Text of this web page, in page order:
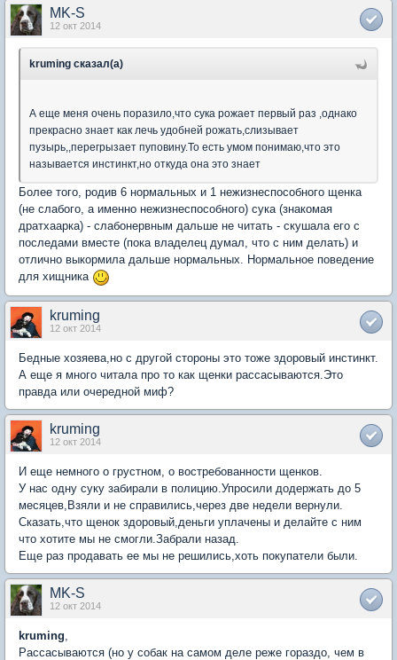
MK-S
12 окт 2014
kruming сказал(а)
А еще меня очень поразило,что сука рожает первый раз ,однако
прекрасно знает как лечь удобней рожать,слизывает
пузырь,,перегрызает пуповину.То есть умом понимаю,что это
называется инстинкт,но откуда она это знает
Более того, родив 6 нормальных и 1 нежизнеспособного щенка
(не слабого, а именно нежизнеспособного) сука (знакомая
дратхаарка) - слабонервным дальше не читать - скушала его с
последами вместе (пока владелец думал, что с ним делать) и
отлично выкормила дальше нормальных. Нормальное поведение
для хищника
kruming
12 окт 2014
Бедные хозяева,но с другой стороны это тоже здоровый инстинкт.
А еще я много читала про то как щенки рассасываются.Это
правда или очередной миф?
kruming
12 окт 2014
И еще немного о грустном, о востребованности щенков.
У нас одну суку забирали в полицию.Упросили додержать до 5
месяцев,Взяли и не справились,через две недели вернули.
Сказать,что щенок здоровый,деньги уплачены и делайте с ним
что хотите мы не смогли.Забрали назад.
Еще раз продавать ее мы не решились,хоть покупатели были.
MK-S
12 окт 2014
kruming
Рассасываются (но у собак на самом деле реже гораздо, чем в